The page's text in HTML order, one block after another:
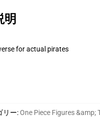
明
for actual pirates
リー:One Piece Figures &amp;